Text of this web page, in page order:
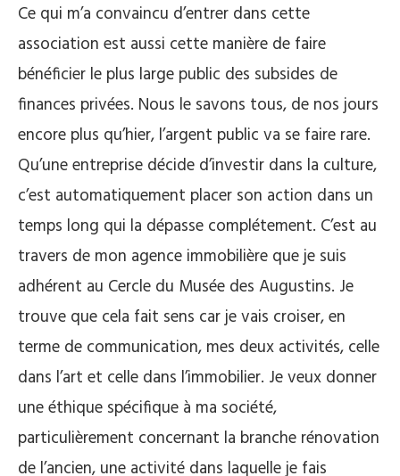
Ce qui m’a convaincu d’entrer dans cette
association est aussi cette manière de faire
bénéficier le plus large public des subsides de
finances privées. Nous le savons tous, de nos jours
encore plus qu’hier, l’argent public va se faire rare.
Qu’une entreprise décide d’investir dans la culture,
c’est automatiquement placer son action dans un
temps long qui la dépasse complétement. C’est au
travers de mon agence immobilière que je suis
adhérent au Cercle du Musée des Augustins. Je
trouve que cela fait sens car je vais croiser, en
terme de communication, mes deux activités, celle
dans l’art et celle dans l’immobilier. Je veux donner
une éthique spécifique à ma société,
particulièrement concernant la branche rénovation
de l’ancien, une activité dans laquelle je fais